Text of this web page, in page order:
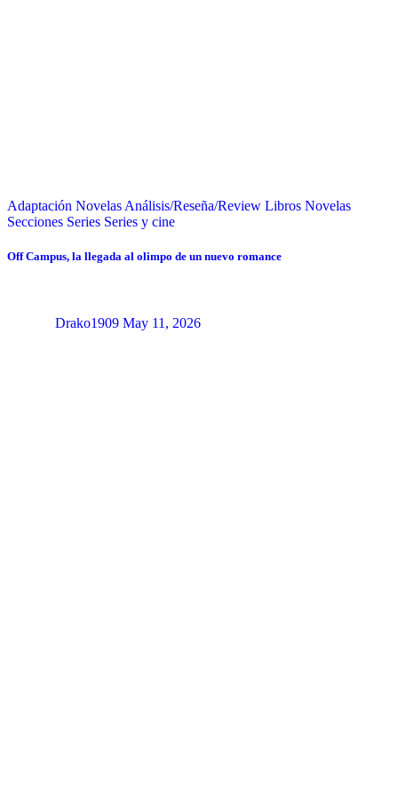
Adaptación Novelas Análisis/Reseña/Review Libros Novelas
Secciones Series Series y cine
Off Campus, la llegada al olimpo de un nuevo romance
Drako1909 May 11, 2026